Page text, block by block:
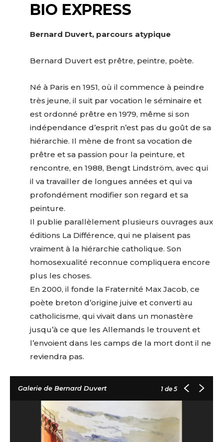
Adresse email*
Nom
Prénom
Statut / Organisation
J'accepte lestermes et conditions
* Champ obligatoire
Adresse email*
Nom
Prénom
Statut / Organisation
J'accepte lestermes et conditions
* Champ obligatoire
BIO EXPRESS
Bernard Duvert, parcours atypique
Bernard Duvert est prêtre, peintre, poète.
Né à Paris en 1951, où il commence à peindre
très jeune, il suit par vocation le séminaire et
est ordonné prêtre en 1979, même si son
indépendance d’esprit n’est pas du goût de sa
hiérarchie. Il mène de front sa vocation de
prêtre et sa passion pour la peinture, et
rencontre, en 1988, Bengt Lindström, avec qui
il va travailler de longues années et qui va
profondément modifier son regard et sa
peinture.
Il publie parallèlement plusieurs ouvrages aux
éditions La Différence, qui ne plaisent pas
vraiment à la hiérarchie catholique. Son
homosexualité reconnue compliquera encore
plus les choses.
En 2000, il fonde la Fraternité Max Jacob, ce
poète breton d’origine juive et converti au
catholicisme, qui vivait dans un monastère
jusqu’à ce que les Allemands le trouvent et
l’envoient dans les camps de la mort dont il ne
reviendra pas.
Galerie de Bernard Duvert 1 de 5